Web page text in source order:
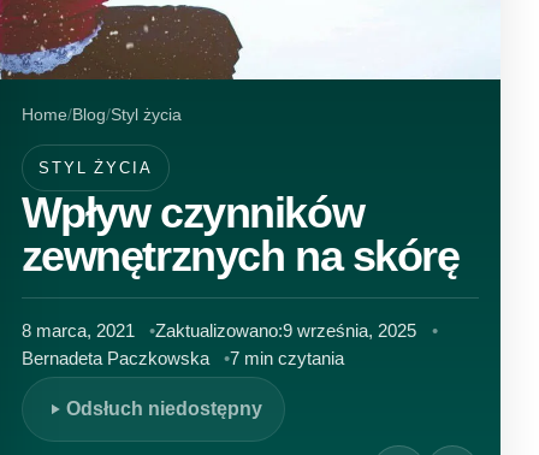
Home Blog Styl życia
STYL ŻYCIA
Wpływ czynników
zewnętrznych na skórę
8 marca, 2021 Zaktualizowano:9 września, 2025
Bernadeta Paczkowska
7 min czytania
Odsłuch niedostępny